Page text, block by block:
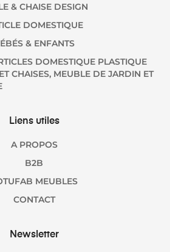
& CHAISE DESIGN
DOMESTIQUE
& ENFANTS
DOMESTIQUE PLASTIQUE
CHAISES, MEUBLE DE JARDIN ET
Liens utiles
A PROPOS
B2B
MEUBLES
CONTACT
Newsletter